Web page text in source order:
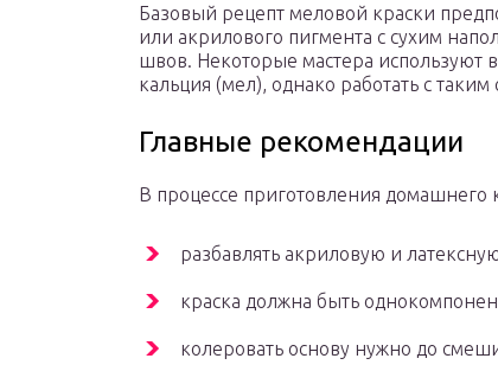
Базовый рецепт меловой краски
или акрилового пигмента с сухим
швов. Некоторые мастера используют
кальция (мел), однако работать с
Главные рекомендации
В процессе приготовления домашнего
разбавлять акриловую и
краска должна быть
колеровать основу нужно до